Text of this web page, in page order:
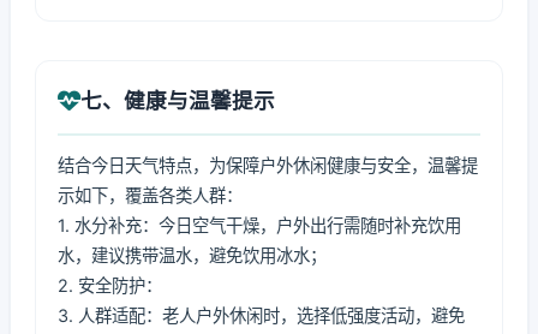
七、健康与温馨提示
结合今日天气特点，为保障户外休闲健康与安全，温馨提
示如下，覆盖各类人群：
1. 水分补充：今日空气干燥，户外出行需随时补充饮用
水，建议携带温水，避免饮用冰水；
2. 安全防护：
3. 人群适配：老人户外休闲时，选择低强度活动，避免